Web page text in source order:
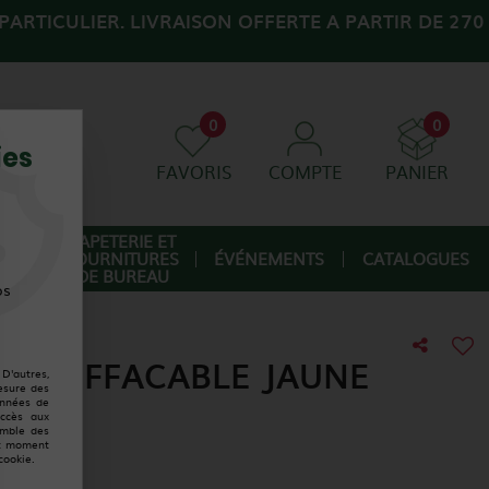
LIVRAISON OFFERTE A PARTIR DE 270
0
FAVORIS COMPTE
0
PANIER
PAPETERIE ET
FOURNITURES
DE BUREAU
ÉVÉNEMENTS CATALOGUES
EFFACABLE JAUNE
des
de
aux
des
moment